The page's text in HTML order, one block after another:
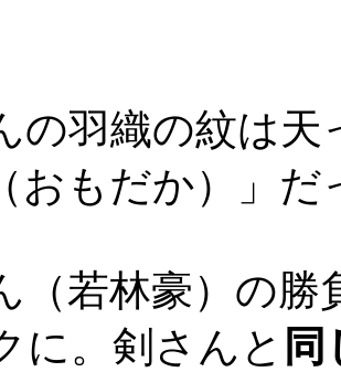
の羽織の紋は
おもだか）」だ
（若林豪）の
に。剣さんと